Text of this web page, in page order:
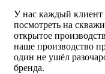
У нас каждый клиент
посмотреть на
открытое
наше производство
один не ушёл
бренда.